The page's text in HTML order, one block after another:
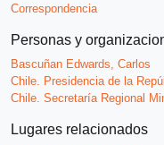
Correspondencia
Personas y
Bascuñan Edwards, Carlos
Chile. Presidencia de la
Chile. Secretaría Regional
Lugares relacionados